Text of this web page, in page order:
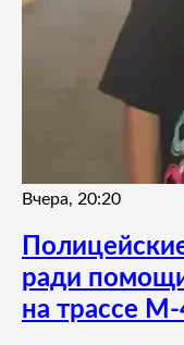
Вчера, 20:20
ради
на трассе